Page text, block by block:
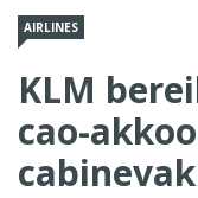
AIRLINES
KLM
cao-